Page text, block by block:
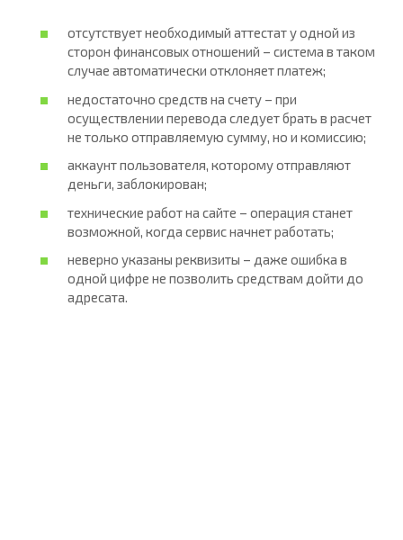
отсутствует необходимый аттестат у одной из
сторон финансовых отношений – система в таком
случае автоматически отклоняет платеж;
недостаточно средств на счету – при
осуществлении перевода следует брать в расчет
не только отправляемую сумму, но и комиссию;
аккаунт пользователя, которому отправляют
деньги, заблокирован;
технические работ на сайте – операция станет
возможной, когда сервис начнет работать;
неверно указаны реквизиты – даже ошибка в
одной цифре не позволить средствам дойти до
адресата.